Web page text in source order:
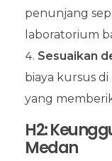
penunjang
laboratorium
Sesuaikan
biaya kursus
yang
H2:
Medan